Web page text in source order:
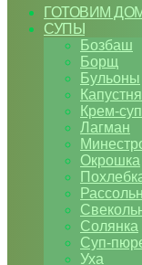
ГОТОВИМ
СУПЫ
Бозбаш
Борщ
Бульоны
Крем-суп
Лагман
Окрошка
Солянка
Суп-
Уха